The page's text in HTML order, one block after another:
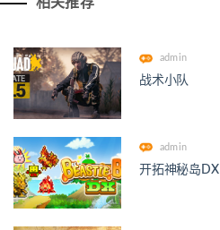
admin
战术小队
admin
开拓神秘岛DX